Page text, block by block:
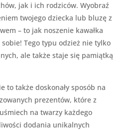
jak i ich rodziców. Wyobraź
twojego dziecka lub bluzę z
– to jak noszenie kawałka
Tego typu odzież nie tylko
ale także staje się pamiątką
to także doskonały sposób na
prezentów, które z
na twarzy każdego
dodania unikalnych